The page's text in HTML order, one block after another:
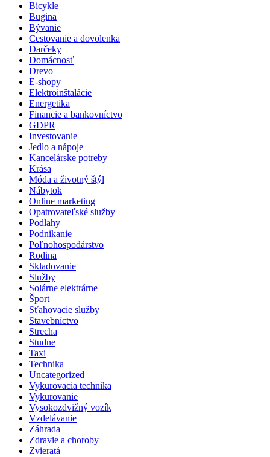
Bicykle
Bugina
Bývanie
Cestovanie a dovolenka
Darčeky
Domácnosť
Drevo
E-shopy
Elektroinštalácie
Energetika
Financie a bankovníctvo
GDPR
Investovanie
Jedlo a nápoje
Kancelárske potreby
Krása
Móda a životný štýl
Nábytok
Online marketing
Opatrovateľské služby
Podlahy
Podnikanie
Poľnohospodárstvo
Rodina
Skladovanie
Služby
Solárne elektrárne
Šport
Sťahovacie služby
Stavebníctvo
Strecha
Studne
Taxi
Technika
Uncategorized
Vykurovacia technika
Vykurovanie
Vysokozdvižný vozík
Vzdelávanie
Záhrada
Zdravie a choroby
Zvieratá